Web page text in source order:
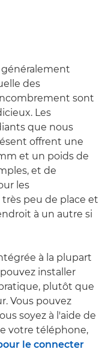
des
sont
Les
que nous
offrent une
et un poids de
et de
les
peu de place et
à un autre si
à la plupart
installer
plutôt que
Vous pouvez
soyez à l'aide de
votre téléphone,
le connecter